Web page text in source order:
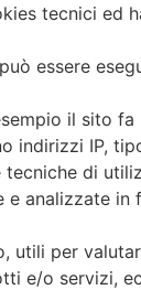
tecnici ed
essere
il sito
indirizzi IP,
tecniche di
e analizzate in
utili per
e/o servizi,